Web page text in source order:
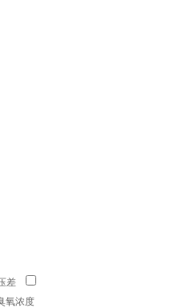
差
氧浓度